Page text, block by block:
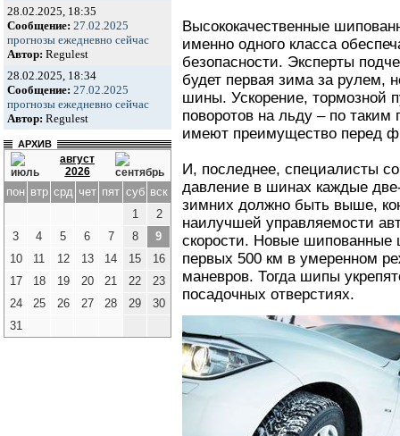
28.02.2025, 18:35
Сообщение: 27.02.2025
прогнозы ежедневно сейчас
Автор: Regulest
28.02.2025, 18:34
Сообщение: 27.02.2025
прогнозы ежедневно сейчас
Автор: Regulest
АРХИВ
август
2026
пон втр срд чет пят суб вск
1
2
3
4 5 6 7 8
9
10
11 12 13 14 15
16
17
18 19 20 21 22
23
24
25 26 27 28 29
30
31
Высококачественные
именно одного класса
безопасности. Эксперты
будет первая зима за рулем,
шины. Ускорение, тормозной
поворотов на льду – по
имеют преимущество перед
И, последнее, специалисты
давление в шинах каждые
зимних должно быть выше,
наилучшей управляемости
скорости. Новые шипованные
первых 500 км в умеренном
маневров. Тогда шипы
посадочных отверстиях.